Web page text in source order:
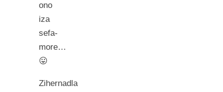
ono
iza
sefa-
more…
😛
Zihernadla